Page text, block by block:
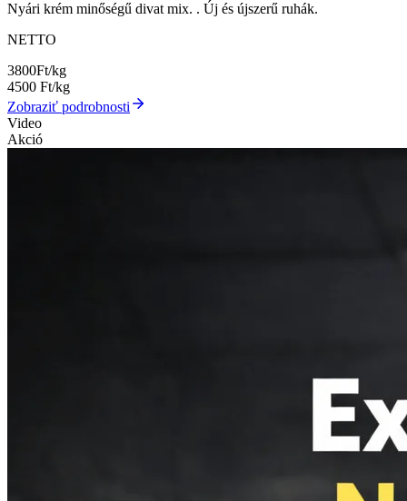
Nyári krém minőségű divat mix. . Új és újszerű ruhák.
NETTO
3800Ft/kg
4500 Ft/kg
Zobraziť podrobnosti
Video
Akció